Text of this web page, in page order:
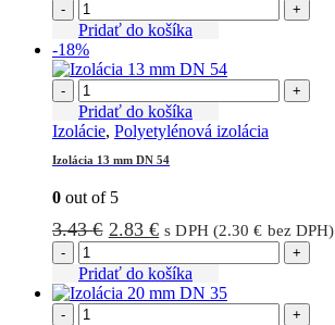
bola:
je:
- +
Pridať do košíka
-18%
- +
Pridať do košíka
Izolácie, Polyetylénová izolácia
Izolácia 13 mm DN 54
0 out of 5
3.43€ Pôvodná
bola:
3.43 €.
2.83€Aktuálna
je:
2.83 €.
s DPH (2.30€ bez DPH)
- +
Pridať do košíka
- +